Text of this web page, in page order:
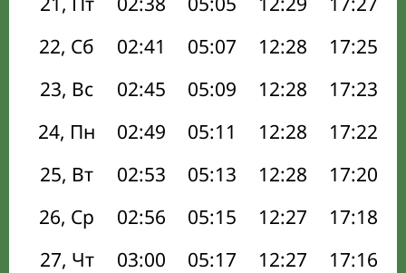
22, Сб
02:41 05:07 12:28 17:25
23, Вс
02:45 05:09 12:28 17:23
24, Пн
02:49 05:11 12:28 17:22
25, Вт
02:53 05:13 12:28 17:20
26, Ср
02:56 05:15 12:27 17:18
27, Чт
03:00 05:17 12:27 17:16